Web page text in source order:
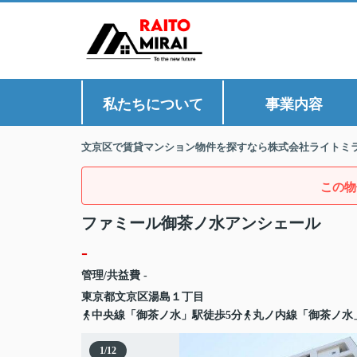
私たちについて 事業内容
文京区で賃貸マンション物件を探すなら株式会社ライトミ
この
ファミール御茶ノ水アンシェール
-
管理/共益費 -
東京都文京区湯島 １丁目
中央線「御茶ノ水」駅徒歩5分
丸ノ内線「御茶ノ水
1/12